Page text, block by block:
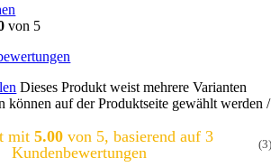
von 5
Dieses Produkt weist mehrere Varianten
können auf der Produktseite gewählt werden/
mit 5.00von 5, basierend auf 3
Kundenbewertungen
(3)